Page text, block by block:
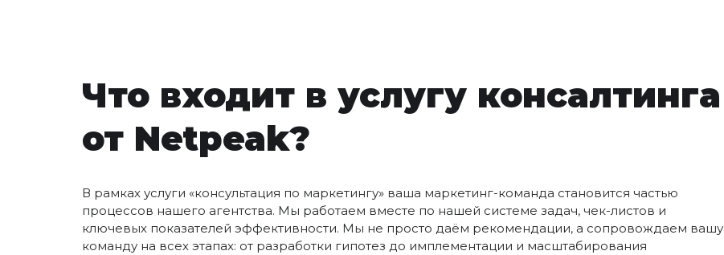
Что входит в услугу консалтинга
от Netpeak?
В рамках услуги «консультация по маркетингу» ваша маркетинг-команда становится частью
процессов нашего агентства. Мы работаем вместе по нашей системе задач, чек-листов и
ключевых показателей эффективности. Мы не просто даём рекомендации, а сопровождаем вашу
команду на всех этапах: от разработки гипотез до имплементации и масштабирования